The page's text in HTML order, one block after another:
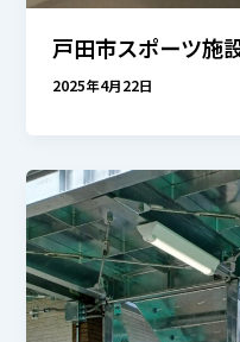
戸田市スポーツ
2025年4月22日